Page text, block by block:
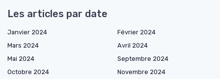
Les articles par date
Janvier 2024
Février 2024
Mars 2024
Avril 2024
Mai 2024
Septembre 2024
Octobre 2024
Novembre 2024